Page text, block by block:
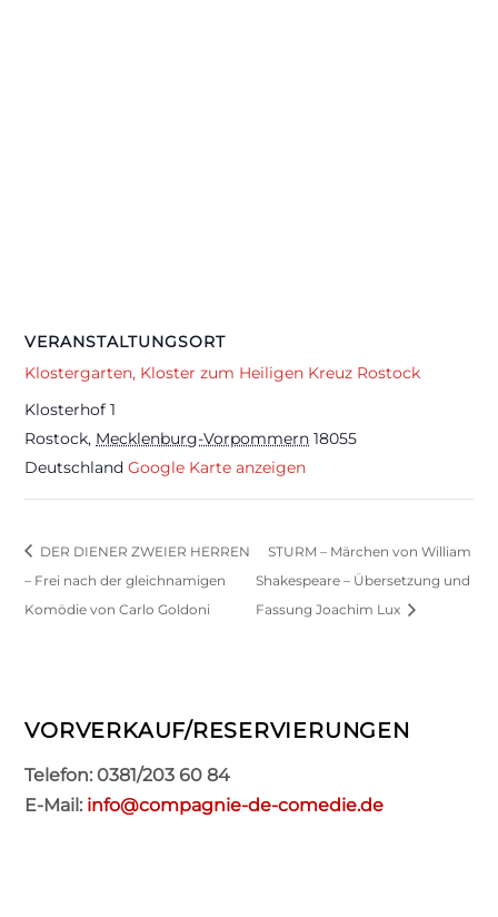
VERANSTALTUNGSORT
Klostergarten, Kloster zum Heiligen Kreuz Rostock
Klosterhof 1
Rostock, Mecklenburg-Vorpommern 18055
Deutschland Google Karte anzeigen
DER DIENER ZWEIER HERREN
– Frei nach der gleichnamigen
Komödie von Carlo Goldoni
STURM – Märchen von William
Shakespeare – Übersetzung und
Fassung Joachim Lux
VORVERKAUF/RESERVIERUNGEN
Telefon: 0381/203 60 84
E-Mail: info@compagnie-de-comedie.de